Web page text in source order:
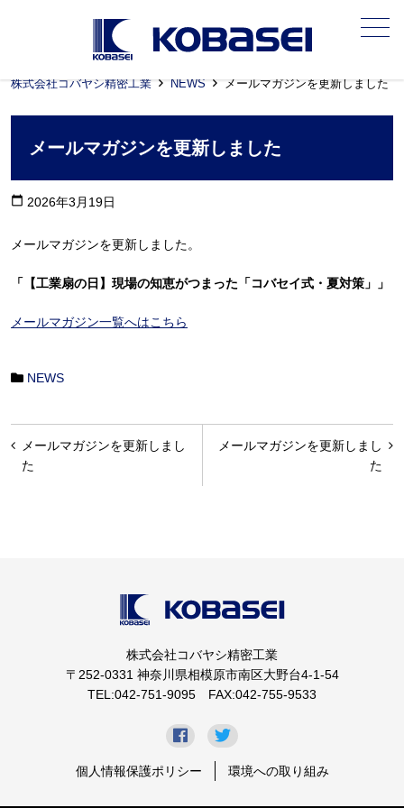
メニュー
株式会社コバヤシ精密工業 NEWS メールマガジンを更新しました
メールマガジンを更新しました
calendar_today 2026年3月19日
メールマガジンを更新しました。
「【工業扇の日】現場の知恵がつまった「コバセイ式・夏対策」」
メールマガジン一覧へはこちら
NEWS
投
稿
メールマガジンを更新しまし
た
メールマガジンを更新しまし
た
株式会社コバヤシ精密工業
〒252-0331 神奈川県相模原市南区大野台4-1-54
TEL:042-751-9095 FAX:042-755-9533
個人情報保護ポリシー 環境への取り組み